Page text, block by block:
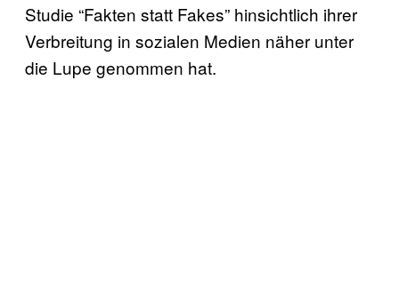
Studie “Fakten statt Fakes” hinsichtlich ihrer
Verbreitung in sozialen Medien näher unter
die Lupe genommen hat.